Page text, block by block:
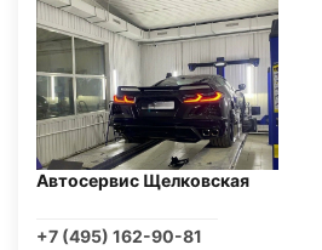
Автосервис Щелковская
+7 (495) 162-90-81